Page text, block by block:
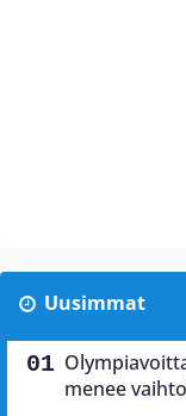
Uusimmat
menee